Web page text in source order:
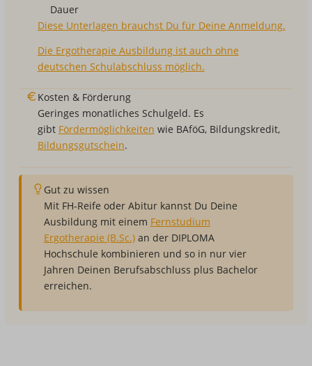
Dauer
Diese Unterlagen brauchst Du für Deine Anmeldung.
Die Ergotherapie Ausbildung ist auch ohne
deutschen Schulabschluss möglich.
Kosten & Förderung
Geringes monatliches Schulgeld. Es
gibt Fördermöglichkeiten wie BAföG, Bildungskredit,
Bildungsgutschein.
Gut zu wissen
Mit FH-Reife oder Abitur kannst Du Deine
Ausbildung mit einem Fernstudium
Ergotherapie (B.Sc.)an der DIPLOMA
Hochschule kombinieren und so in nur vier
Jahren Deinen Berufsabschluss plus Bachelor
erreichen.